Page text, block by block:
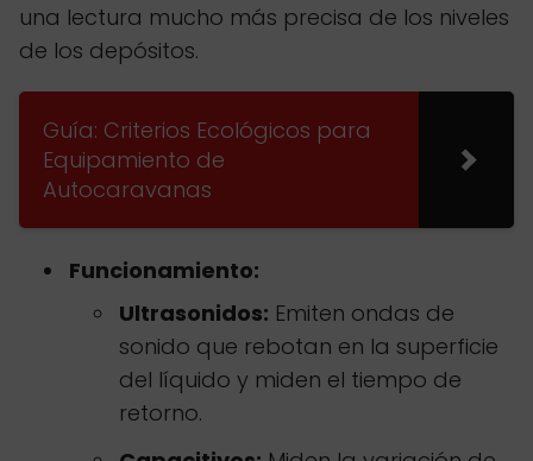
una lectura mucho más precisa de los niveles
de los depósitos.
Guía: Criterios Ecológicos para
Equipamiento de
Autocaravanas
Funcionamiento:
Ultrasonidos: Emiten ondas de
sonido que rebotan en la superficie
del líquido y miden el tiempo de
retorno.